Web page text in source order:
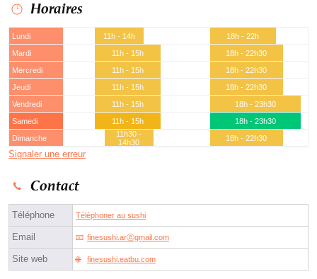
Horaires
Lundi 11h - 14h
18h - 22h
Mardi
11h - 15h
18h - 22h30
Mercredi
11h - 15h
18h - 22h30
Jeudi
11h - 15h
18h - 22h30
Vendredi
11h - 15h
18h - 23h30
Samedi
11h - 15h
18h - 23h30
Dimanche
11h30 -
14h30
18h - 22h30
Signaler une erreur
Contact
Téléphone Téléphoner au sushi
Email finesushi.arⓐgmail.com
Site web finesushi.eatbu.com